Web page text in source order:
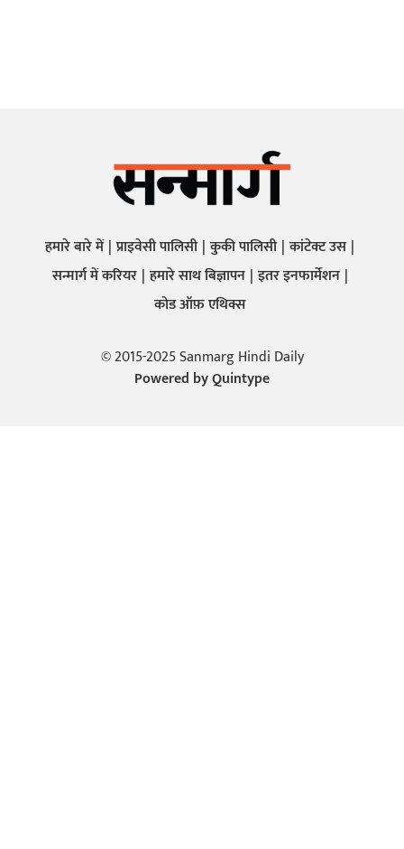
हमारे बारे में प्राइवेसी पालिसी कुकी पालिसी कांटेक्ट उस
सन्मार्ग में करियर हमारे साथ बिज्ञापन इतर इनफार्मेशन
कोड ऑफ़ एथिक्स
© 2015-2025 Sanmarg Hindi Daily
Powered byQuintype